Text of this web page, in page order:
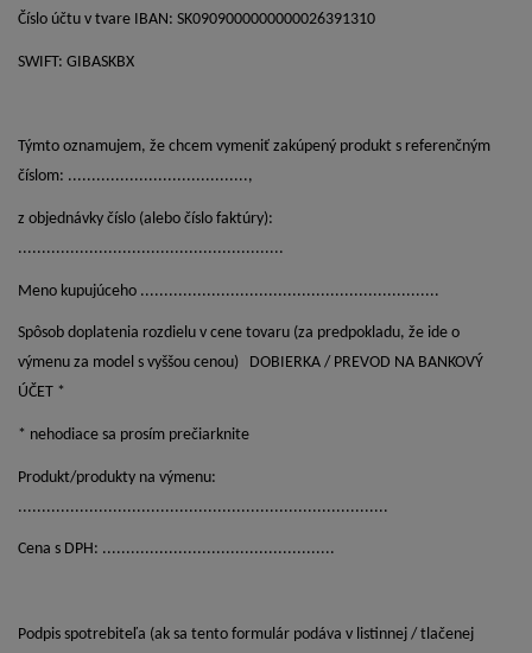
Číslo účtu v tvare IBAN: SK0909000000000026391310
SWIFT: GIBASKBX
Týmto oznamujem, že chcem vymeniť zakúpený produkt s referenčným
číslom: ......................................,
z objednávky číslo (alebo číslo faktúry):
........................................................
Meno kupujúceho ...............................................................
Spôsob doplatenia rozdielu v cene tovaru (za predpokladu, že ide o
výmenu za model s vyššou cenou) DOBIERKA / PREVOD NA BANKOVÝ
ÚČET *
* nehodiace sa prosím prečiarknite
Produkt/produkty na výmenu:
..............................................................................
Cena s DPH: .................................................
Podpis spotrebiteľa (ak sa tento formulár podáva v listinnej / tlačenej